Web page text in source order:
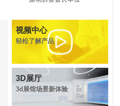
视频中心
轻松了解产品
3D展厅
3d展馆场景新体验